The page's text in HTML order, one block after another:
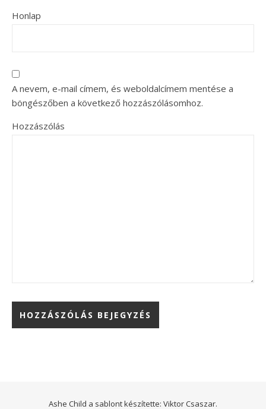
Honlap
A nevem, e-mail címem, és weboldalcímem mentése a
böngészőben a következő hozzászólásomhoz.
Hozzászólás
Ashe Child a sablont készítette: Viktor Csaszar.